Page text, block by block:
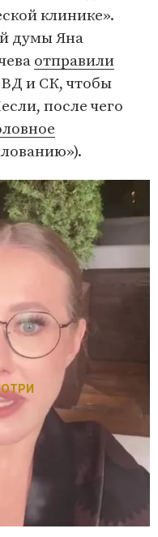
клинике».
думы Яна
отправили
и СК, чтобы
после чего